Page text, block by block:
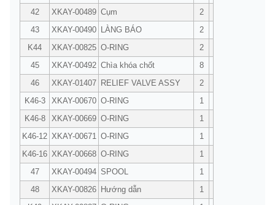
42
XKAY-00489 Cụm
2
43
XKAY-00490 LÀNG BÁO
2
K44
XKAY-00825 O-RING
2
45
XKAY-00492 Chìa khóa chốt
8
46
XKAY-01407 RELIEF VALVE ASSY
2
K46-3
XKAY-00670 O-RING
1
K46-8
XKAY-00669 O-RING
1
K46-12 XKAY-00671 O-RING
1
K46-16 XKAY-00668 O-RING
1
47
XKAY-00494 SPOOL
1
48
XKAY-00826 Hướng dẫn
1